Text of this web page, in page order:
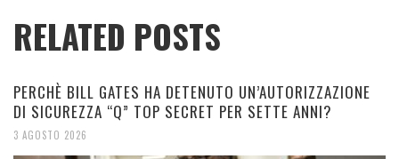
RELATED POSTS
PERCHÈ BILL GATES HA DETENUTO UN’AUTORIZZAZIONE
DI SICUREZZA “Q” TOP SECRET PER SETTE ANNI?
3 AGOSTO 2026